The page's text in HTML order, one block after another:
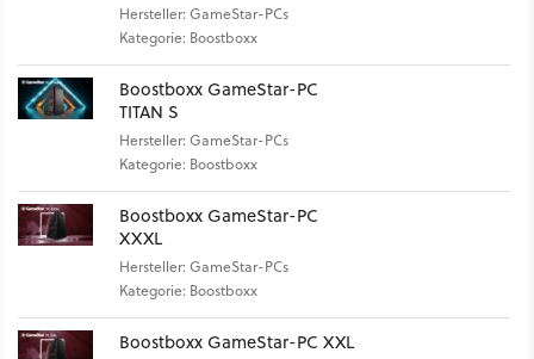
Hersteller: GameStar-PCs
Kategorie: Boostboxx
Boostboxx GameStar-PC
TITAN S
Hersteller: GameStar-PCs
Kategorie: Boostboxx
Boostboxx GameStar-PC
XXXL
Hersteller: GameStar-PCs
Kategorie: Boostboxx
Boostboxx GameStar-PC XXL